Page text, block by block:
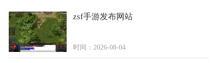
zsf手游发布网站
时间：2026-08-04